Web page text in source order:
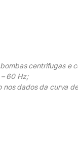
centrifugas e
60 Hz;
nos dados da curva